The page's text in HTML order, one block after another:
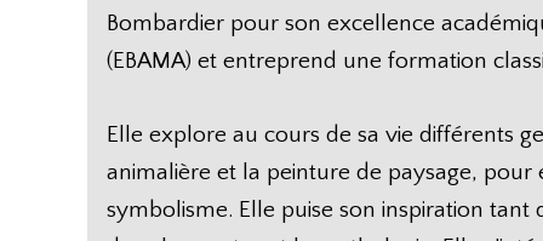
Bombardier pour son excellence
(EBAMA) et entreprend une formation
Elle explore au cours de sa vie différents
animalière et la peinture de paysage, pour
symbolisme. Elle puise son inspiration